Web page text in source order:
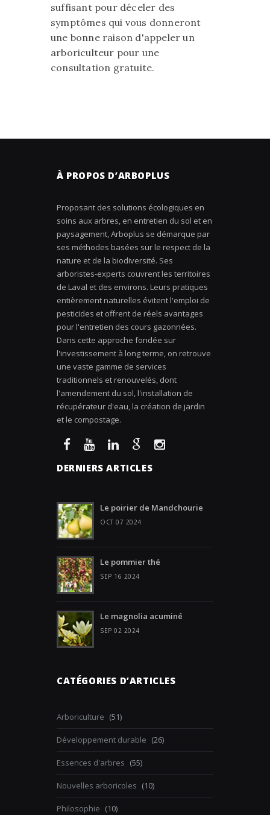
suffisant pour déceler des
symptômes qui vous donneront
une bonne raison d'appeler un
arboriculteur pour une
consultation gratuite.
À PROPOS D’ARBOPLUS
Proposant des solutions écologiques en
soins aux arbres, en entretien du sol et en
paysagement, Arboplus se démarque par
ses méthodes basées sur le respect de la
nature et de la biodiversité. Ses
arboristes-experts couvrent les territoires
de Laval et des environs. Leurs pratiques
entièrement naturelles évitent l'emploi de
pesticides et offrent de réels avantages
pour l'entretien des cours gazonnées.
Dans cette approche fondée sur
l'investissement à long terme, on retrouve
une vaste gamme de services
traditionnels et renouvelés, dont
l'amendement du sol, l'installation de
récupérateur d'eau, la création de jardin
et le compostage.
DERNIERS ARTICLES
Le poirier de Mandchourie
OCT 07 2024
Le pommier thé
SEP 16 2024
Le magnolia acuminé
SEP 02 2024
CATÉGORIES D’ARTICLES
Arboriculture (51)
Développement durable (26)
Essences d'arbres (55)
Nouvelles arboricoles (10)
Philosophie (10)